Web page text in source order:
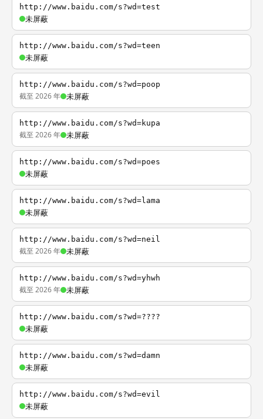
http://www.baidu.com/s?wd=test
未屏蔽
http://www.baidu.com/s?wd=teen
未屏蔽
http://www.baidu.com/s?wd=poop
截至 2026 年 未屏蔽
http://www.baidu.com/s?wd=kupa
截至 2026 年 未屏蔽
http://www.baidu.com/s?wd=poes
未屏蔽
http://www.baidu.com/s?wd=lama
未屏蔽
http://www.baidu.com/s?wd=neil
截至 2026 年 未屏蔽
http://www.baidu.com/s?wd=yhwh
截至 2026 年 未屏蔽
http://www.baidu.com/s?wd=????
未屏蔽
http://www.baidu.com/s?wd=damn
未屏蔽
http://www.baidu.com/s?wd=evil
未屏蔽